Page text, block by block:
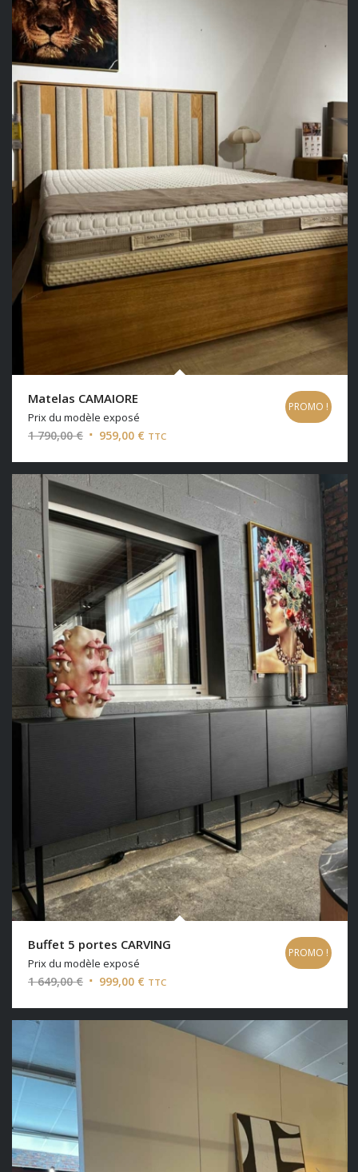
Matelas CAMAIORE
Prix du modèle exposé
1 790,00€ Le
initial
était :
1
790,00 €.
959,00 € Le
actuel
959,00 €.
TTC
PROMO !
Buffet 5 portes CARVING
Prix du modèle exposé
1 649,00€ Le
initial
999,00 € Le
actuel
TTC
PROMO !